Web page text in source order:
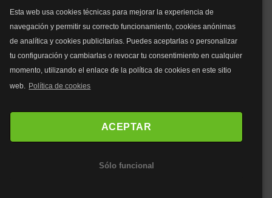
Esta web usa cookies técnicas para mejorar la experiencia de
navegación y permitir su correcto funcionamiento, cookies anónimas
de analítica y cookies publicitarias. Puedes aceptarlas o personalizar
tu configuración y cambiarlas o revocar tu consentimiento en cualquier
momento, utilizando el enlace de la política de cookies en este sitio
web. Política de cookies
ACEPTAR
Sólo funcional
y mucho más...